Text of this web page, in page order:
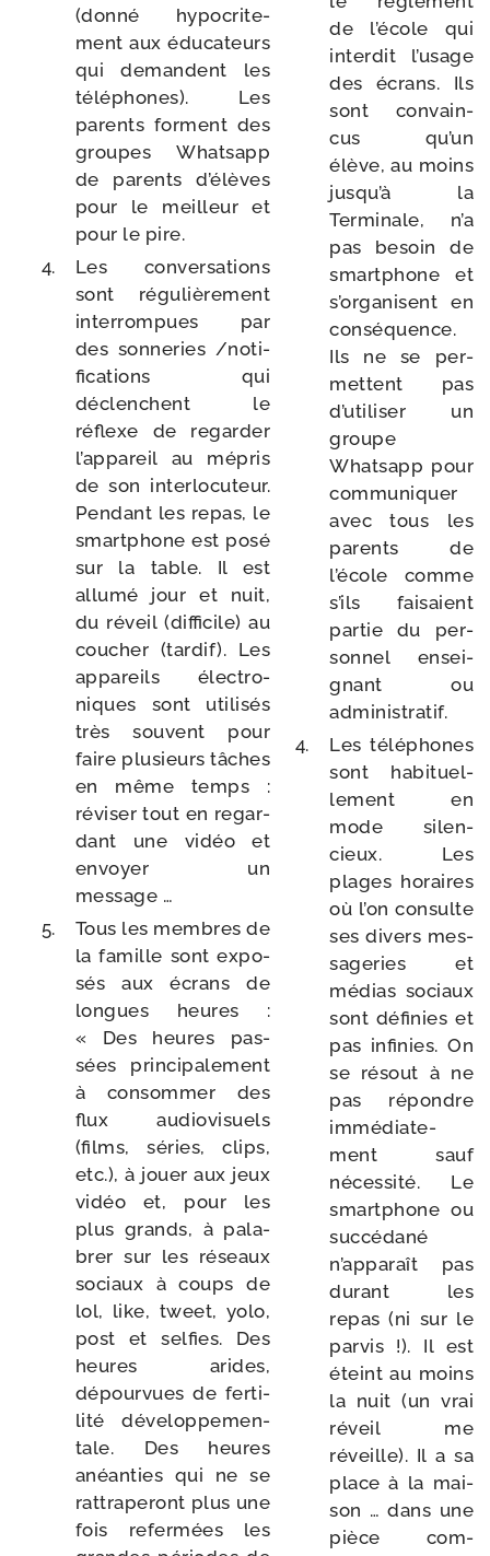
(don­né hypo­cri­te­
ment aux édu­ca­teurs
qui demandent les
télé­phones). Les
parents forment des
groupes Whatsapp
de parents d’élèves
pour le meilleur et
pour le pire.
Les conver­sa­tions
sont régu­liè­re­ment
inter­rom­pues par
des son­ne­ries /​noti­
fi­ca­tions qui
déclenchent le
réflexe de regar­der
l’appareil au mépris
de son inter­lo­cu­teur.
Pendant les repas, le
smart­phone est posé
sur la table. Il est
allu­mé jour et nuit,
du réveil (dif­fi­cile) au
cou­cher (tar­dif). Les
appa­reils élec­tro­
niques sont uti­li­sés
très sou­vent pour
faire plu­sieurs tâches
en même temps :
révi­ser tout en regar­
dant une vidéo et
envoyer un
message …
Tous les membres de
la famille sont expo­
sés aux écrans de
longues heures :
« Des heures pas­
sées prin­ci­pa­le­ment
à consom­mer des
flux audio­vi­suels
(films, séries, clips,
etc.), à jouer aux jeux
vidéo et, pour les
plus grands, à pala­
brer sur les réseaux
sociaux à coups de
lol, like, tweet, yolo,
post et sel­fies. Des
heures arides,
dépour­vues de fer­ti­
li­té déve­lop­pe­men­
tale. Des heures
anéan­ties qui ne se
rat­tra­pe­ront plus une
fois refer­mées les
de l’école qui
inter­dit l’usage
des écrans. Ils
sont convain­
cus qu’un
élève, au moins
jusqu’à la
Terminale, n’a
pas besoin de
smart­phone et
s’organisent en
consé­quence.
Ils ne se per­
mettent pas
d’utiliser un
groupe
Whatsapp pour
com­mu­ni­quer
avec tous les
parents de
l’école comme
s’ils fai­saient
par­tie du per­
son­nel ensei­
gnant ou
administratif.
Les télé­phones
sont habi­tuel­
le­ment en
mode silen­
cieux. Les
plages horaires
où l’on consulte
ses divers mes­
sa­ge­ries et
médias sociaux
sont défi­nies et
pas infi­nies. On
se résout à ne
pas répondre
immé­dia­te­
ment sauf
néces­si­té. Le
smart­phone ou
suc­cé­da­né
n’apparaît pas
durant les
repas (ni sur le
par­vis !). Il est
éteint au moins
la nuit (un vrai
réveil me
réveille). Il a sa
place à la mai­
son … dans une
pièce com­